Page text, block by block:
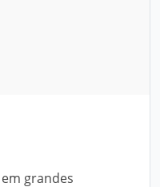
grandes